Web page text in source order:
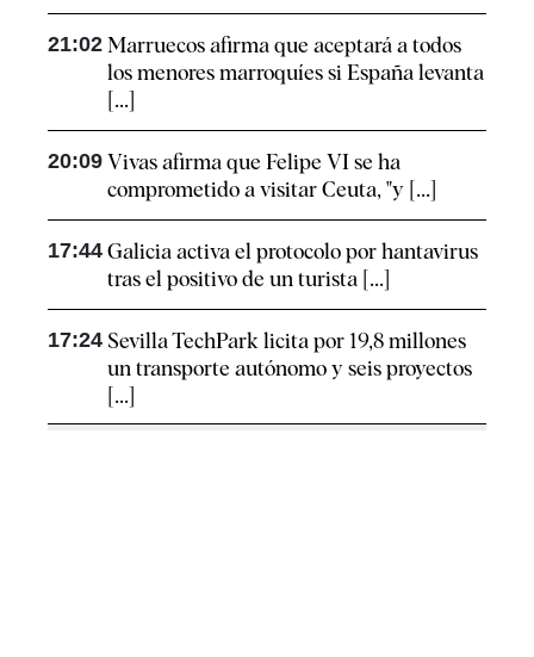
21:02 Marruecos afirma que aceptará a todos
los menores marroquíes si España levanta
[...]
20:09 Vivas afirma que Felipe VI se ha
comprometido a visitar Ceuta, "y [...]
17:44 Galicia activa el protocolo por hantavirus
tras el positivo de un turista [...]
17:24 Sevilla TechPark licita por 19,8 millones
un transporte autónomo y seis proyectos
[...]